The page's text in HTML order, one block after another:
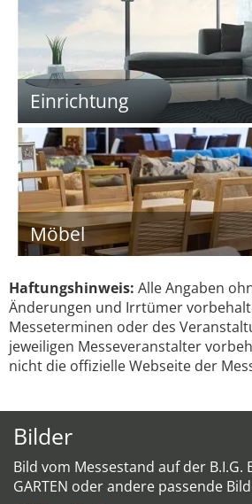
Einrichtung
Möbel
Haftungshinweis: Alle Angaben
Änderungen und Irrtümer
Messeterminen oder des
jeweiligen Messeveranstalter
nicht die offizielle Webseite der
Bilder
Bild vom Messestand auf der B.I.G.
GARTEN oder andere passende